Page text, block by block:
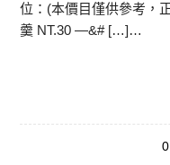
位：(本價目僅供參考，
羹 NT.30 —&# […]…
0